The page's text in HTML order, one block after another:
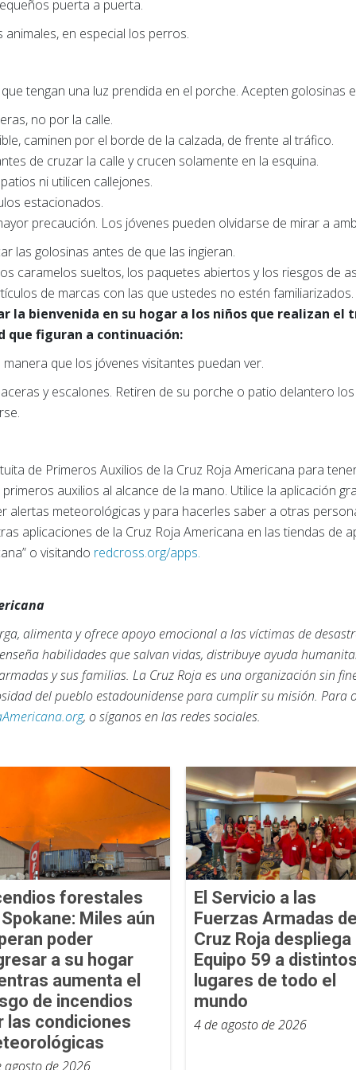
puerta a puerta.
en especial los perros.
tengan una luz prendida en el porche. Acepten golosinas
no por la calle.
caminen por el borde de la calzada, de frente al tráfico.
de cruzar la calle y crucen solamente en la esquina.
ni utilicen callejones.
estacionados.
precaución. Los jóvenes pueden olvidarse de mirar a
las golosinas antes de que las ingieran.
caramelos sueltos, los paquetes abiertos y los riesgos de
de marcas con las que ustedes no estén familiarizados.
la bienvenida en su hogar a los niños que realizan el
que figuran a continuación:
que los jóvenes visitantes puedan ver.
y escalones. Retiren de su porche o patio delantero
de Primeros Auxilios de la Cruz Roja Americana para
auxilios al alcance de la mano. Utilice la aplicación
alertas meteorológicas y para hacerles saber a otras
aplicaciones de la Cruz Roja Americana en las tiendas de
o visitando redcross.org/apps.
alimenta y ofrece apoyo emocional a las víctimas de
habilidades que salvan vidas, distribuye ayuda
y sus familias. La Cruz Roja es una organización sin
del pueblo estadounidense para cumplir su misión. Para
, o síganos en las redes sociales.
forestales
Miles aún
poder
a su hogar
aumenta el
de incendios
las condiciones
agosto de 2026
El Servicio a las
Fuerzas Armadas
Cruz Roja despliega
Equipo 59 a
lugares de todo el
mundo
4 de agosto de 2026